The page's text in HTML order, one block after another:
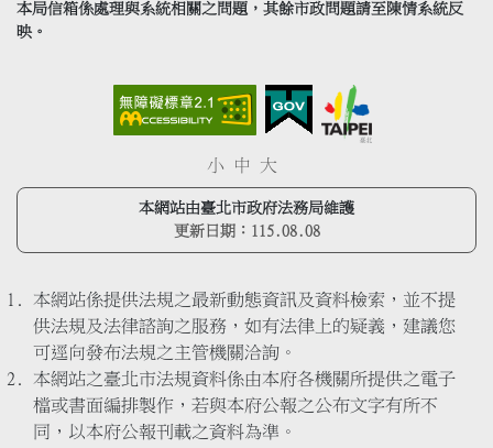
本局信箱係處理與系統相關之問題，其餘市政問題請至陳情系統反
映。
小 中 大
本網站由臺北市政府法務局維護
更新日期： 115.08.08
本網站係提供法規之最新動態資訊及資料檢索，並不提
供法規及法律諮詢之服務，如有法律上的疑義，建議您
可逕向發布法規之主管機關洽詢。
本網站之臺北市法規資料係由本府各機關所提供之電子
檔或書面編排製作，若與本府公報之公布文字有所不
同，以本府公報刊載之資料為準。